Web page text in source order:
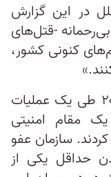
در این گزارش
بی‌رحمانه -قتل‌های
کنونی کشور،
طالبان چهار مرد را در ۲۶ ژوئن ۲۰۲۲ طی یک عملیات
مقام امنیتی
سازمان عفو
حداقل یکی از